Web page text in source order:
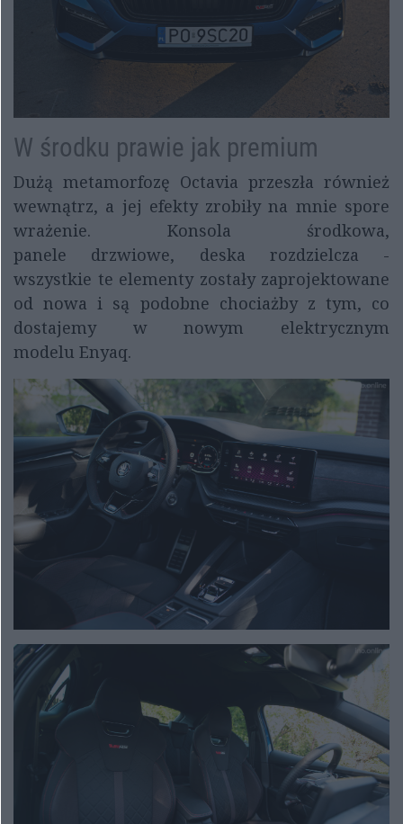
W środku prawie jak premium
Dużą metamorfozę Octavia przeszła również
wewnątrz, a jej efekty zrobiły na mnie spore
wrażenie. Konsola środkowa,
panele drzwiowe, deska rozdzielcza -
wszystkie te elementy zostały zaprojektowane
od nowa i są podobne chociażby z tym, co
dostajemy w nowym elektrycznym
modelu Enyaq.